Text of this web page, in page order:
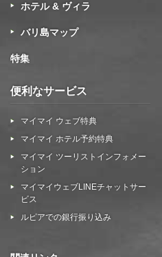
ホテル & ヴィラ
バリ島マップ
特集
便利なサービス
マイマイ ウェブ特典
マイマイ ホテル予約特典
マイマイ ツーリストインフォメー
ション
マイマイウェブLINEチャットサー
ビス
ルピアでの銀行振り込み